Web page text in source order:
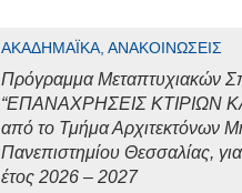
ΑΚΑΔΗΜΑΪΚΆ, ΑΝΑΚΟΙΝΏΣΕΙΣ
Πρόγραμμα Μεταπτυχιακών
“ΕΠΑΝΑΧΡΗΣΕΙΣ ΚΤΙΡΙΩΝ
από το Τμήμα Αρχιτεκτόνων
Πανεπιστημίου Θεσσαλίας,
έτος 2026 – 2027